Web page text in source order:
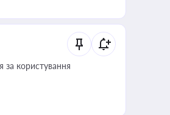
за користування